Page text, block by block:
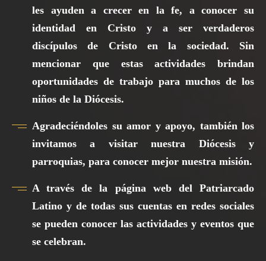
les ayuden a crecer en la fe, a conocer su
identidad en Cristo y a ser verdaderos
discípulos de Cristo en la sociedad. Sin
mencionar que estas actividades brindan
oportunidades de trabajo para muchos de los
niños de la Diócesis.
Agradeciéndoles su amor y apoyo, también los
invitamos a visitar nuestra Diócesis y
parroquias, para conocer mejor nuestra misión.
A través de la página web del Patriarcado
Latino y de todas sus cuentas en redes sociales
se pueden conocer las actividades y eventos que
se celebran.